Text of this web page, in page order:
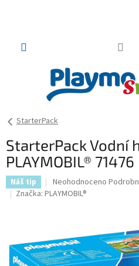
StarterPack
StarterPack Vodní
PLAYMOBIL® 71476
Náš tip
Průměrné
hodnocení
z
5
hvězdiček.
Neohodnoceno
Značka: PLAYMOBIL®